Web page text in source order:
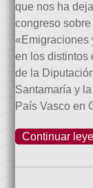
que nos ha
congreso sobre
«Emigraciones
en los distintos
de la
Santamaría y
País Vasco en
Continuar